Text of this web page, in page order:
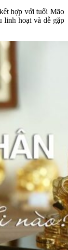
hợp với tuổi Mão
linh hoạt và dễ gặp